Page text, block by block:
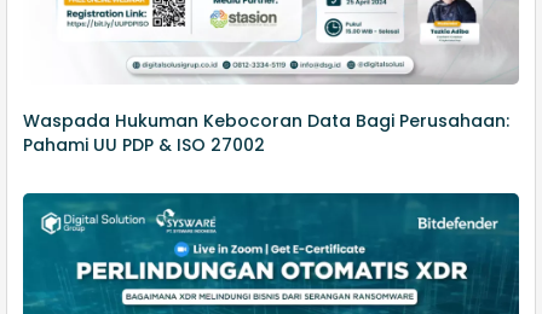
Waspada Hukuman Kebocoran Data Bagi Perusahaan:
Pahami UU PDP & ISO 27002